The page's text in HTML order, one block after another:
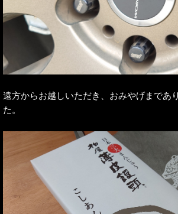
遠方からお越しいただき、おみやげまであ
た。